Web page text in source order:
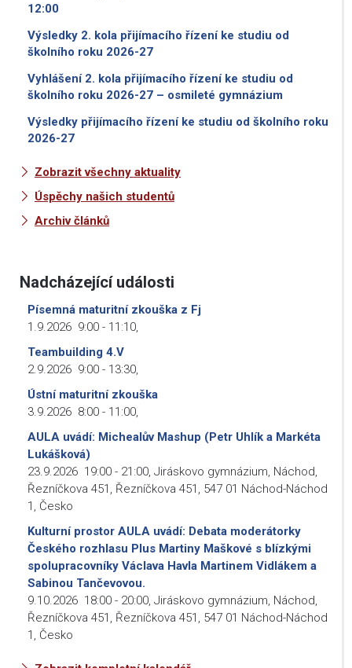
12:00
Výsledky 2. kola přijímacího řízení ke studiu od
školního roku 2026-27
Vyhlášení 2. kola přijímacího řízení ke studiu od
školního roku 2026-27 – osmileté gymnázium
Výsledky přijímacího řízení ke studiu od školního roku
2026-27
Zobrazit všechny aktuality
Úspěchy našich studentů
Archiv článků
Nadcházející události
Písemná maturitní zkouška z Fj
1.9.2026 9:00 - 11:10
Teambuilding 4.V
2.9.2026 9:00 - 13:30
Ústní maturitní zkouška
3.9.2026 8:00 - 11:00
AULA uvádí: Michealův Mashup (Petr Uhlík a Markéta
Lukášková)
23.9.2026 19:00 - 21:00 Jiráskovo gymnázium, Náchod,
Řezníčkova 451, Řezníčkova 451, 547 01 Náchod-Náchod
1, Česko
Kulturní prostor AULA uvádí: Debata moderátorky
Českého rozhlasu Plus Martiny Maškové s blízkými
spolupracovníky Václava Havla Martinem Vidlákem a
Sabinou Tančevovou.
9.10.2026 18:00 - 20:00 Jiráskovo gymnázium, Náchod,
Řezníčkova 451, Řezníčkova 451, 547 01 Náchod-Náchod
1, Česko